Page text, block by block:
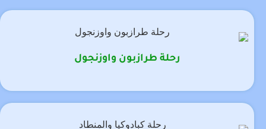
رحلة طرازبون واوزنجول